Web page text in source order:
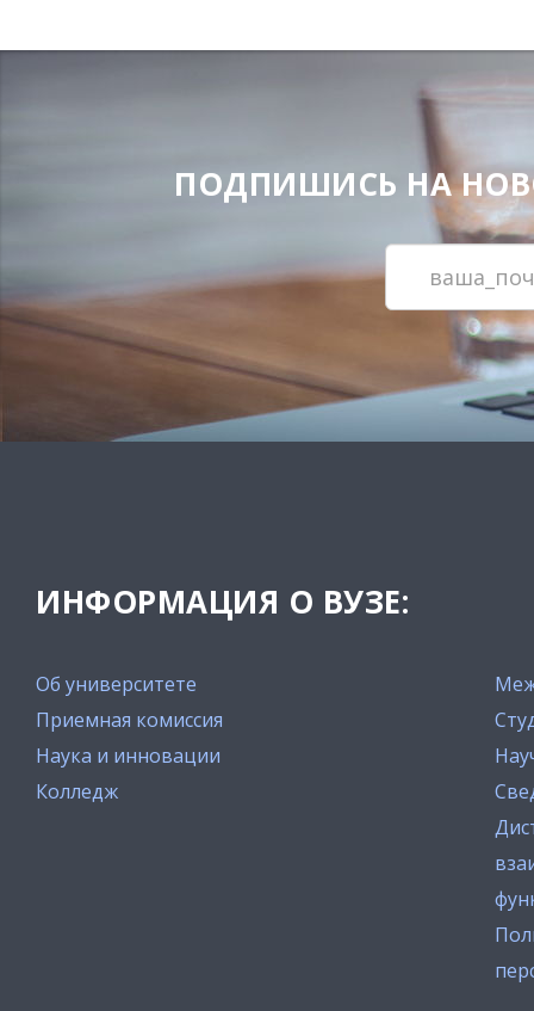
ПОДПИШИСЬ НА
ИНФОРМАЦИЯ О ВУЗЕ:
Об университете
Приемная комиссия
Наука и инновации
Колледж